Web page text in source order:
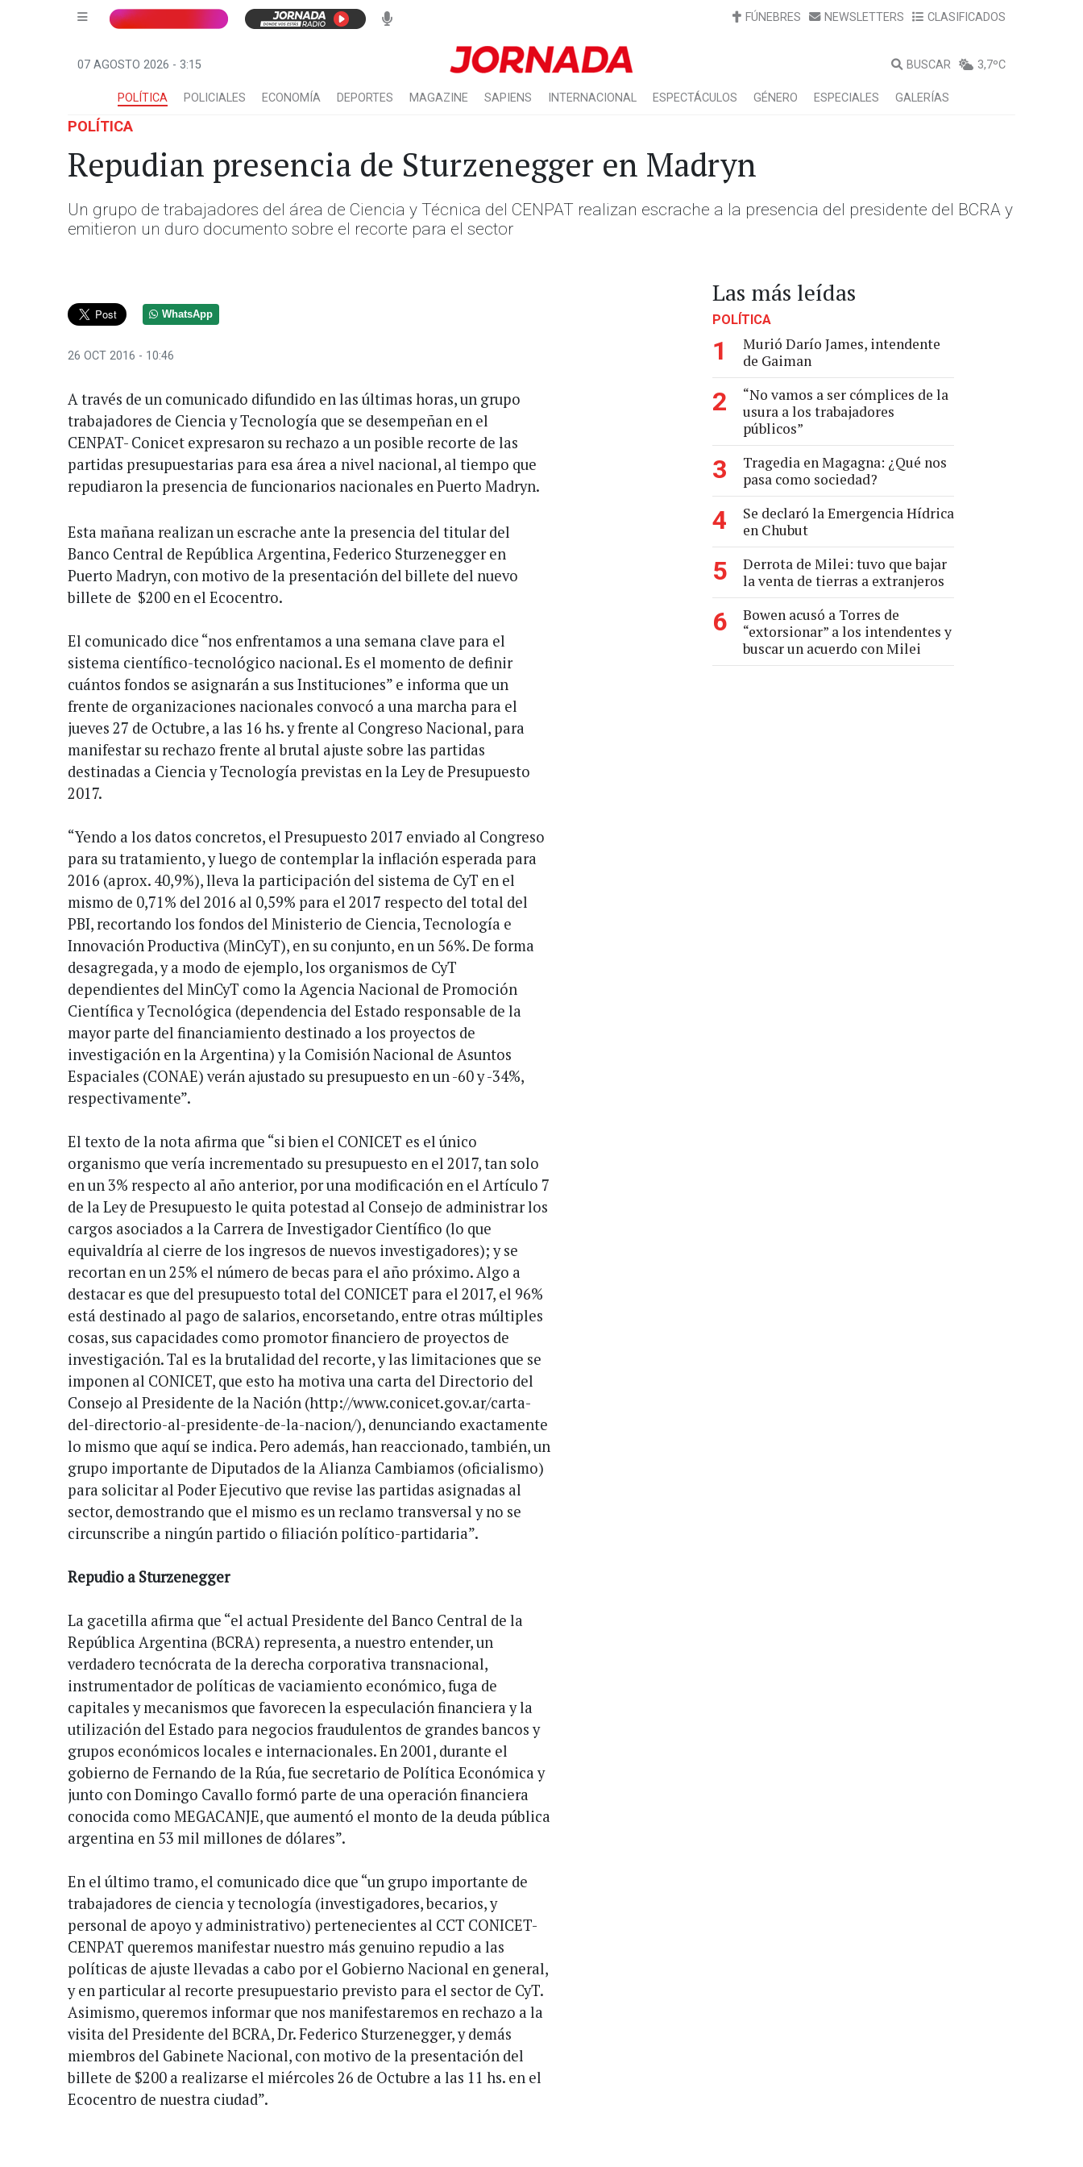
FÚNEBRES NEWSLETTERS CLASIFICADOS
07 AGOSTO 2026 - 3:15 BUSCAR 3,7ºC
POLÍTICA POLICIALES ECONOMÍA DEPORTES MAGAZINE SAPIENS INTERNACIONAL ESPECTÁCULOS GÉNERO ESPECIALES GALERÍAS
POLÍTICA
Repudian presencia de Sturzenegger en Madryn
Un grupo de trabajadores del área de Ciencia y Técnica del CENPAT realizan escrache a la presencia del presidente del BCRA y
emitieron un duro documento sobre el recorte para el sector
WhatsApp
26 OCT 2016 - 10:46
A través de un comunicado difundido en las últimas horas, un grupo
trabajadores de Ciencia y Tecnología que se desempeñan en el
CENPAT- Conicet expresaron su rechazo a un posible recorte de las
partidas presupuestarias para esa área a nivel nacional, al tiempo que
repudiaron la presencia de funcionarios nacionales en Puerto Madryn.
Esta mañana realizan un escrache ante la presencia del titular del
Banco Central de República Argentina, Federico Sturzenegger en
Puerto Madryn, con motivo de la presentación del billete del nuevo
billete de $200 en el Ecocentro.
El comunicado dice “nos enfrentamos a una semana clave para el
sistema científico-tecnológico nacional. Es el momento de definir
cuántos fondos se asignarán a sus Instituciones” e informa que un
frente de organizaciones nacionales convocó a una marcha para el
jueves 27 de Octubre, a las 16 hs. y frente al Congreso Nacional, para
manifestar su rechazo frente al brutal ajuste sobre las partidas
destinadas a Ciencia y Tecnología previstas en la Ley de Presupuesto
2017.
“Yendo a los datos concretos, el Presupuesto 2017 enviado al Congreso
para su tratamiento, y luego de contemplar la inflación esperada para
2016 (aprox. 40,9%), lleva la participación del sistema de CyT en el
mismo de 0,71% del 2016 al 0,59% para el 2017 respecto del total del
PBI, recortando los fondos del Ministerio de Ciencia, Tecnología e
Innovación Productiva (MinCyT), en su conjunto, en un 56%. De forma
desagregada, y a modo de ejemplo, los organismos de CyT
dependientes del MinCyT como la Agencia Nacional de Promoción
Científica y Tecnológica (dependencia del Estado responsable de la
mayor parte del financiamiento destinado a los proyectos de
investigación en la Argentina) y la Comisión Nacional de Asuntos
Espaciales (CONAE) verán ajustado su presupuesto en un -60 y -34%,
respectivamente”.
El texto de la nota afirma que “si bien el CONICET es el único
organismo que vería incrementado su presupuesto en el 2017, tan solo
en un 3% respecto al año anterior, por una modificación en el Artículo 7
de la Ley de Presupuesto le quita potestad al Consejo de administrar los
cargos asociados a la Carrera de Investigador Científico (lo que
equivaldría al cierre de los ingresos de nuevos investigadores); y se
recortan en un 25% el número de becas para el año próximo. Algo a
destacar es que del presupuesto total del CONICET para el 2017, el 96%
está destinado al pago de salarios, encorsetando, entre otras múltiples
cosas, sus capacidades como promotor financiero de proyectos de
investigación. Tal es la brutalidad del recorte, y las limitaciones que se
imponen al CONICET, que esto ha motiva una carta del Directorio del
Consejo al Presidente de la Nación (http://www.conicet.gov.ar/carta-
del-directorio-al-presidente-de-la-nacion/), denunciando exactamente
lo mismo que aquí se indica. Pero además, han reaccionado, también, un
grupo importante de Diputados de la Alianza Cambiamos (oficialismo)
para solicitar al Poder Ejecutivo que revise las partidas asignadas al
sector, demostrando que el mismo es un reclamo transversal y no se
circunscribe a ningún partido o filiación político-partidaria”.
Repudio a Sturzenegger
La gacetilla afirma que “el actual Presidente del Banco Central de la
República Argentina (BCRA) representa, a nuestro entender, un
verdadero tecnócrata de la derecha corporativa transnacional,
instrumentador de políticas de vaciamiento económico, fuga de
capitales y mecanismos que favorecen la especulación financiera y la
utilización del Estado para negocios fraudulentos de grandes bancos y
grupos económicos locales e internacionales. En 2001, durante el
gobierno de Fernando de la Rúa, fue secretario de Política Económica y
junto con Domingo Cavallo formó parte de una operación financiera
conocida como MEGACANJE, que aumentó el monto de la deuda pública
argentina en 53 mil millones de dólares”.
En el último tramo, el comunicado dice que “un grupo importante de
trabajadores de ciencia y tecnología (investigadores, becarios, y
personal de apoyo y administrativo) pertenecientes al CCT CONICET-
CENPAT queremos manifestar nuestro más genuino repudio a las
políticas de ajuste llevadas a cabo por el Gobierno Nacional en general,
y en particular al recorte presupuestario previsto para el sector de CyT.
Asimismo, queremos informar que nos manifestaremos en rechazo a la
visita del Presidente del BCRA, Dr. Federico Sturzenegger, y demás
miembros del Gabinete Nacional, con motivo de la presentación del
billete de $200 a realizarse el miércoles 26 de Octubre a las 11 hs. en el
Ecocentro de nuestra ciudad”.
Las más leídas
POLÍTICA
1
Murió Darío James, intendente
de Gaiman
2
“No vamos a ser cómplices de la
usura a los trabajadores
públicos”
3
Tragedia en Magagna: ¿Qué nos
pasa como sociedad?
4
Se declaró la Emergencia Hídrica
en Chubut
5
Derrota de Milei: tuvo que bajar
la venta de tierras a extranjeros
6
Bowen acusó a Torres de
“extorsionar” a los intendentes y
buscar un acuerdo con Milei